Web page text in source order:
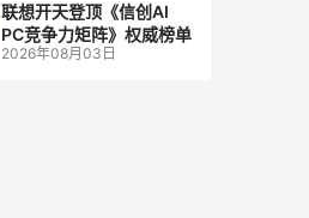
联想开天登顶《信创AI
PC竞争力矩阵》权威榜单
2026年08月03日